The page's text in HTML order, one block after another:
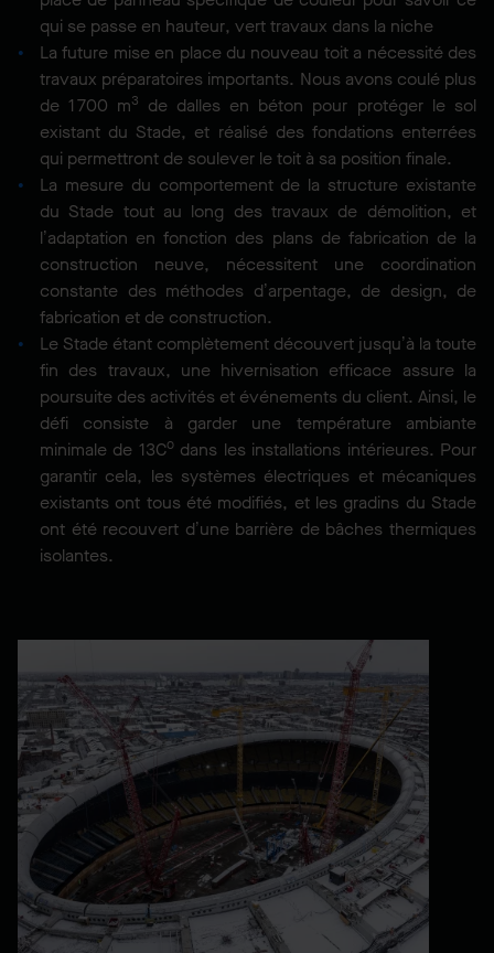
qui se passe en hauteur, vert travaux dans la niche
La future mise en place du nouveau toit a nécessité des
travaux préparatoires importants. Nous avons coulé plus
de 1 700 m3 de dalles en béton pour protéger le sol
existant du Stade, et réalisé des fondations enterrées
qui permettront de soulever le toit à sa position finale.
La mesure du comportement de la structure existante
du Stade tout au long des travaux de démolition, et
l’adaptation en fonction des plans de fabrication de la
construction neuve, nécessitent une coordination
constante des méthodes d’arpentage, de design, de
fabrication et de construction.
Le Stade étant complètement découvert jusqu’à la toute
fin des travaux, une hivernisation efficace assure la
poursuite des activités et événements du client. Ainsi, le
défi consiste à garder une température ambiante
minimale de 13Codans les installations intérieures. Pour
garantir cela, les systèmes électriques et mécaniques
existants ont tous été modifiés, et les gradins du Stade
ont été recouvert d’une barrière de bâches thermiques
isolantes.